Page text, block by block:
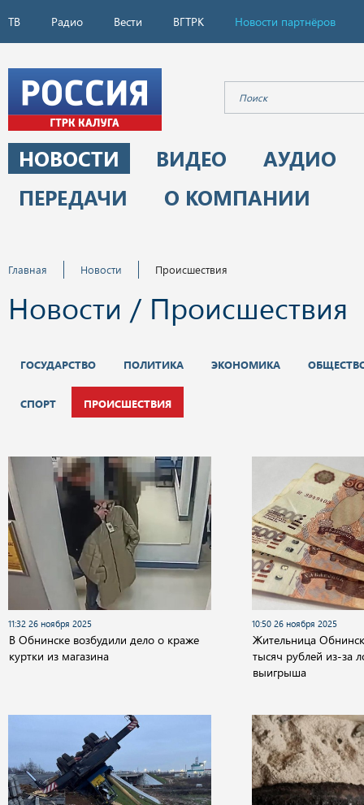
ТВ Радио Вести ВГТРК Новости партнёров
НОВОСТИ ВИДЕО
АУДИО
ПЕРЕДАЧИ
О КОМПАНИИ
Главная Новости Происшествия
Новости / Происшествия
ГОСУДАРСТВО ПОЛИТИКА ЭКОНОМИКА
СПОРТ ПРОИСШЕСТВИЯ
11:32 26 ноября 2025
В Обнинске возбудили дело о краже
куртки из магазина
10:50 26 ноября 2025
Жительница
тысяч рублей из-за
выигрыша